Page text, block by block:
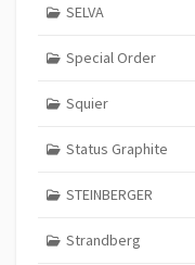
SELVA
Special Order
Squier
Status Graphite
STEINBERGER
Strandberg